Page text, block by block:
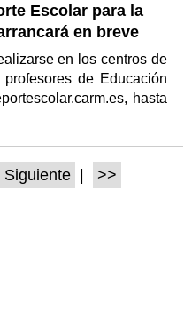
Escolar para la
en breve
en los centros de
de Educación
hasta
Siguiente | >>